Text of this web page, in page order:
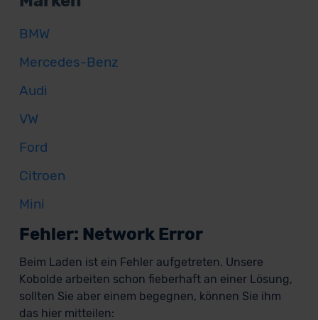
BMW
Mercedes-Benz
Audi
VW
Ford
Citroen
Mini
Fehler: Network Error
Beim Laden ist ein Fehler aufgetreten. Unsere
Kobolde arbeiten schon fieberhaft an einer Lösung,
sollten Sie aber einem begegnen, können Sie ihm
das hier mitteilen: